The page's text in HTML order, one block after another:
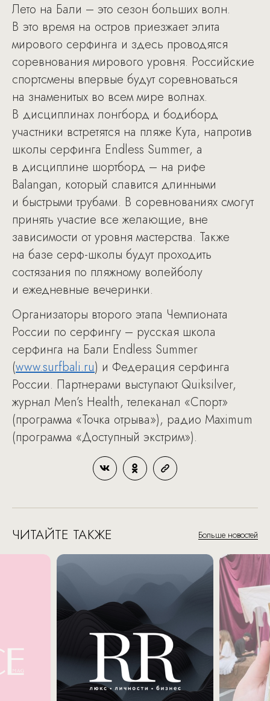
Лето на Бали – это сезон больших волн.
В это время на остров приезжает элита
мирового серфинга и здесь проводятся
соревнования мирового уровня. Российские
спортсмены впервые будут соревноваться
на знаменитых во всем мире волнах.
В дисциплинах лонгборд и бодиборд
участники встретятся на пляже Кута, напротив
школы серфинга Endless Summer, а
в дисциплине шортборд – на рифе
Balangan, который славится длинными
и быстрыми трубами. В соревнованиях смогут
принять участие все желающие, вне
зависимости от уровня мастерства. Также
на базе серф-школы будут проходить
состязания по пляжному волейболу
и ежедневные вечеринки.
Организаторы второго этапа Чемпионата
России по серфингу – русская школа
серфинга на Бали Endless Summer
(www.surfbali.ru) и Федерация серфинга
России. Партнерами выступают Quiksilver,
журнал Men’s Health, телеканал «Спорт»
(программа «Точка отрыва»), радио Maximum
(программа «Доступный экстрим»).
ЧИТАЙТЕ ТАКЖЕ Больше новостей